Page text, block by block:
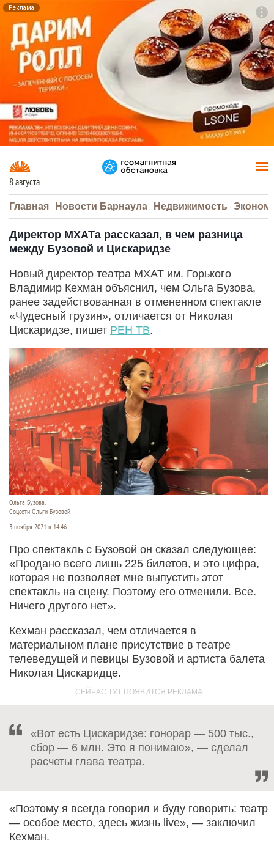
Реклама
8 августа
Главная Новости Барнаула Недвижимость
Директор МХАТа рассказал, в чем разница
между Бузовой и Цискаридзе
Новый директор театра МХАТ им. Горького
Владимир Кехман объяснил, чем Ольга Бузова,
ранее задействованная в отмененном спектакле
«Чудесный грузин», отличается от Николая
Цискаридзе, пишет РЕН ТВ.
Ольга Бузова.
Соцсети Ольги Бузовой
3 ноября 2021 в 14:46
Про спектакль с Бузовой он сказал следующее:
«Продано всего лишь 225 билетов, и это цифра,
которая не позволяет мне выпустить этот
спектакль на сцену. Поэтому его отменили. Все.
Ничего другого нет».
Кехман рассказал, чем отличается в
материальном плане присутствие в театре
телеведущей и певицы Бузовой и артиста балета
Николая Цискаридце.
«Вот есть Цискаридзе: гонорар — 500 тыс.,
сбор — 6 млн. Это я понимаю», — сделал
расчеты глава театра.
«Поэтому я всегда говорил и буду говорить: театр
— особое место, здесь жизнь live», — заключил
Кехман.